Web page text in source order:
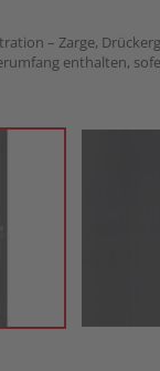
– Zarge,
enthalten,